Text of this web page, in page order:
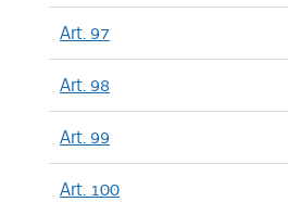
Art. 97
Art. 98
Art. 99
Art. 100